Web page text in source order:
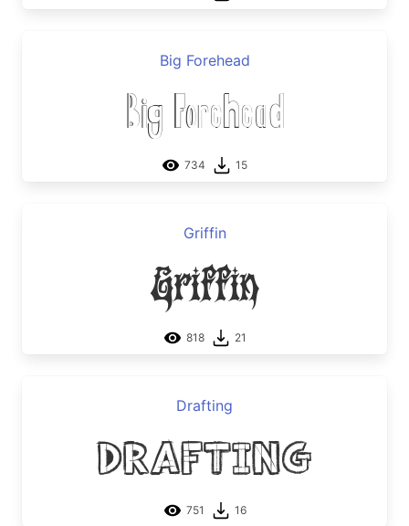
Big Forehead
Big Forehead
734 15
Griffin
Griffin
818 21
Drafting
Drafting
751 16